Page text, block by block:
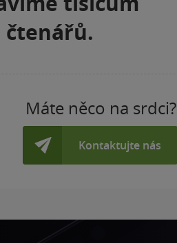
čtenářů.
Máte něco na srdci?
Kontaktujte nás